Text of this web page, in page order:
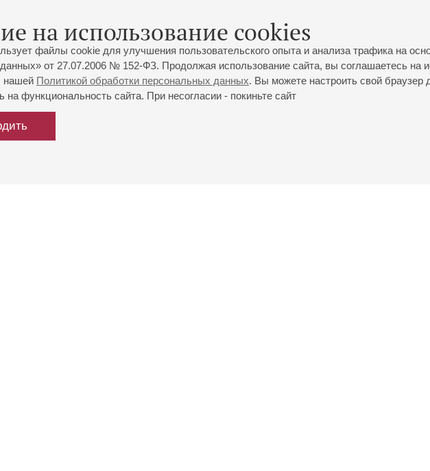
на использование cookies
файлы cookie для улучшения пользовательского опыта и анализа трафика на
от 27.07.2006 № 152-ФЗ. Продолжая использование сайта, вы соглашаетесь на
нашей Политикой обработки персональных данных. Вы можете настроить свой браузер
на функциональность сайта. При несогласии - покиньте сайт